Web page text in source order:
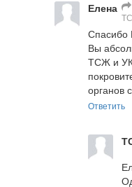
Елена
Спасибо
Вы
ТСЖ и
органов
Ответить